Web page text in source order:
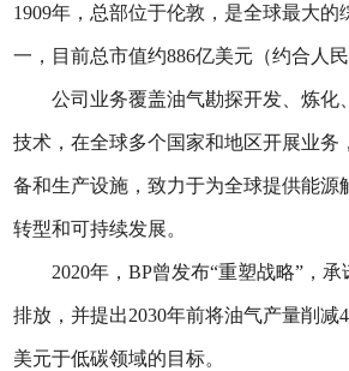
1909年，总部位于伦敦，是全球最大的
一，目前总市值约886亿美元（约合人民
公司业务覆盖油气勘探开发、炼化
技术，在全球多个国家和地区开展业务
备和生产设施，致力于为全球提供能源
转型和可持续发展。
2020年，BP曾发布“重塑战略”，
排放，并提出2030年前将油气产量削减
美元于低碳领域的目标。